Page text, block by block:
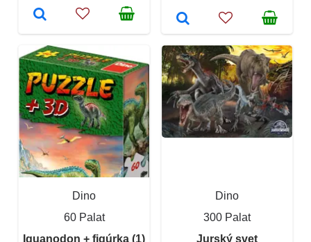
Dino
60 Palat
Iguanodon + figúrka (1)
Dino
300 Palat
Jurský svet